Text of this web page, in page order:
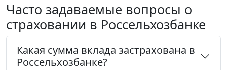
Часто задаваемые вопросы о
страховании в Россельхозбанке
Какая сумма вклада застрахована в
Россельхозбанке?